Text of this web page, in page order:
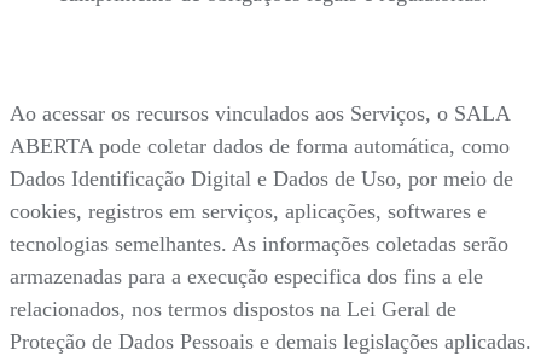
Ao acessar os recursos vinculados aos Serviços, o SALA
ABERTA pode coletar dados de forma automática, como
Dados Identificação Digital e Dados de Uso, por meio de
cookies, registros em serviços, aplicações, softwares e
tecnologias semelhantes. As informações coletadas serão
armazenadas para a execução especifica dos fins a ele
relacionados, nos termos dispostos na Lei Geral de
Proteção de Dados Pessoais e demais legislações aplicadas.